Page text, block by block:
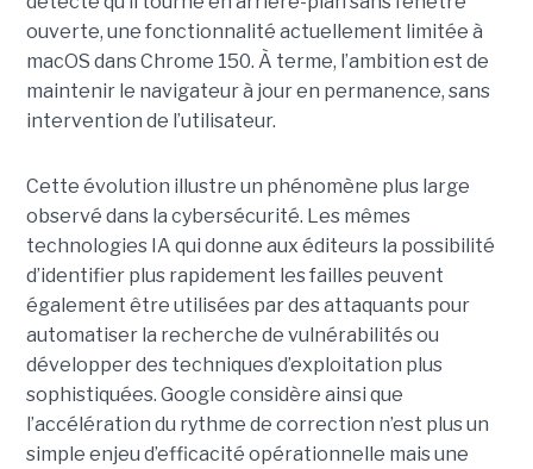
ouverte, une fonctionnalité actuellement limitée à
macOS dans Chrome 150. À terme, l’ambition est de
maintenir le navigateur à jour en permanence, sans
intervention de l’utilisateur.
Cette évolution illustre un phénomène plus large
observé dans la cybersécurité. Les mêmes
technologies IA qui donne aux éditeurs la possibilité
d’identifier plus rapidement les failles peuvent
également être utilisées par des attaquants pour
automatiser la recherche de vulnérabilités ou
développer des techniques d’exploitation plus
sophistiquées. Google considère ainsi que
l’accélération du rythme de correction n’est plus un
simple enjeu d’efficacité opérationnelle mais une